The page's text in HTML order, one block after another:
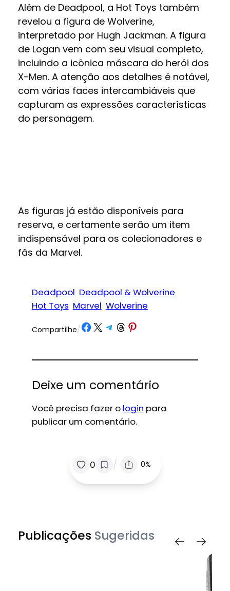
Além de Deadpool, a Hot Toys também
revelou a figura de Wolverine,
interpretado por Hugh Jackman. A figura
de Logan vem com seu visual completo,
incluindo a icônica máscara do herói dos
X-Men. A atenção aos detalhes é notável,
com várias faces intercambiáveis que
capturam as expressões características
do personagem.
As figuras já estão disponíveis para
reserva, e certamente serão um item
indispensável para os colecionadores e
fãs da Marvel.
Deadpool Deadpool & Wolverine
Hot Toys Marvel Wolverine
Compartilhe/Share on Facebook
Share on X Share on Telegram
Share on Threads
Share on Pinterest
Deixe um comentário
Você precisa fazer o login para
publicar um comentário.
0 / 0%
Publicações Sugeridas